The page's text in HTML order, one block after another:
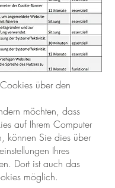
über den
möchten, dass
auf Ihrem Computer
können Sie dies über
Ihres
Dort ist auch das
möglich.